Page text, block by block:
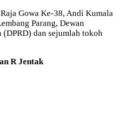
Gowa Ke-38, Andi Kumala
Parang, Dewan
(DPRD) dan sejumlah tokoh
R Jentak